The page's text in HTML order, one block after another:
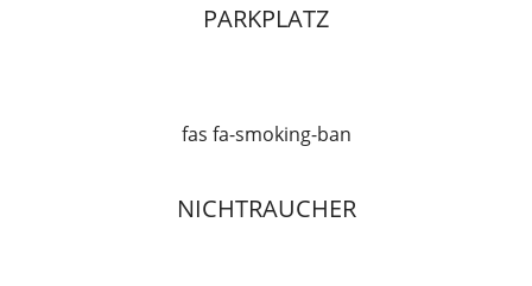
PARKPLATZ
fas fa-smoking-ban
NICHTRAUCHER